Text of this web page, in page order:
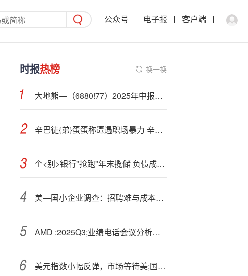
公众号 电子报 客户端
时报热榜 换一换
大地熊—（6880!77）2025年中报简析：营收净利润同比双双增长，盈利能力上升
辛巴徒{弟}蛋蛋称遭遇职场暴力 辛选暂无回应
个<别>银行"抢跑"年末揽储 负债成本管控更趋精细化
美—国小企业调查：招聘难与成本高企持续挤压盈利空间
AMD :2025Q3;业绩电话会议分析师问答
美元指数小幅反弹，市场等待美;国P?CE数据